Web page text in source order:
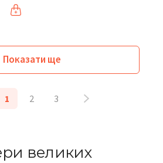
Показати ще
1 2 3
великих